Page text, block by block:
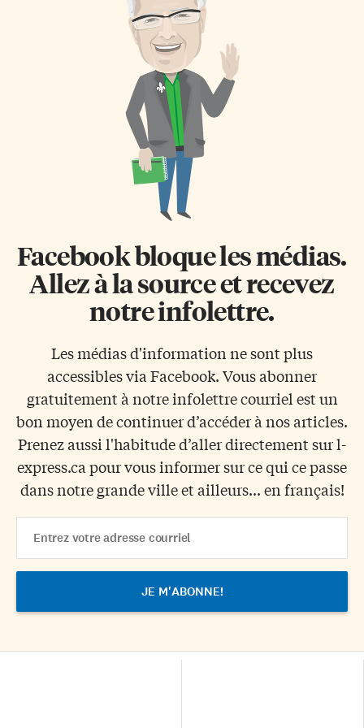
magasins juifs saccagés à Saint-
Maur avec des inscriptions
antisémites, écoles et crèches
brûlées, etc. D’autres faits sont
également troublants: – La
mosquée Bilal: les responsables
ont menti en disant que la
grenade lacrymogène a explosé
à l’intérieur. L’enquête […]
Facebook bloque les médias.
Allez à la source et recevez
notre infolettre.
Les médias d'information ne sont plus
accessibles via Facebook. Vous abonner
gratuitement à notre infolettre courriel est un
bon moyen de continuer d’accéder à nos articles.
Prenez aussi l'habitude d’aller directement sur l-
express.ca pour vous informer sur ce qui ce passe
dans notre grande ville et ailleurs... en français!
Address